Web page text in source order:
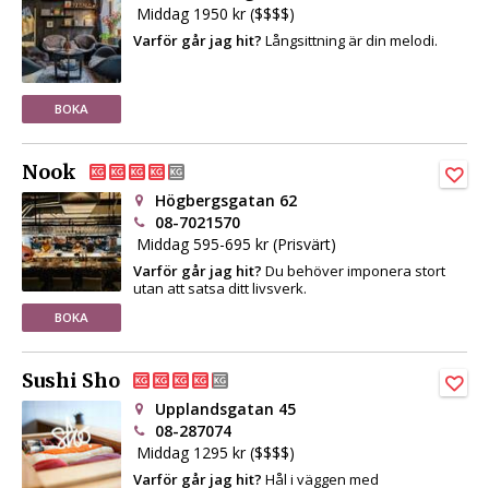
BOKA
Middag 1950 kr ($$$$)
Varför går jag hit? Långsittning är din melodi.
Nook
BOKA
Högbergsgatan 62
08-7021570
Middag 595-695 kr (Prisvärt)
Varför går jag hit? Du behöver imponera stort
utan att satsa ditt livsverk.
Sushi Sho
Upplandsgatan 45
08-287074
Middag 1295 kr ($$$$)
Varför går jag hit? Hål i väggen med